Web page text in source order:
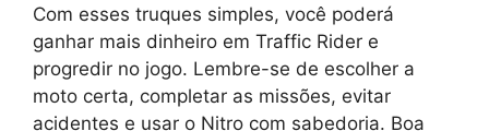
Com esses truques simples, você poderá
ganhar mais dinheiro em Traffic Rider e
progredir no jogo. Lembre-se de escolher a
moto certa, completar as missões, evitar
acidentes e usar o Nitro com sabedoria. Boa